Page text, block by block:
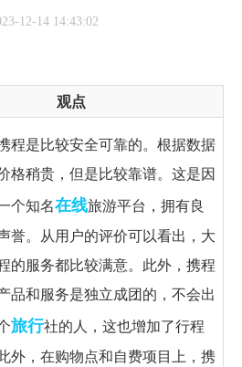
12-14 14:43:02
观点
程是比较安全可靠的。根据数据
格稍贵，但是比较靠谱。这是因
个知名在线旅游平台，拥有良
誉。从用户的评价可以看出，大
的服务都比较满意。此外，携程
品和服务是独立成团的，不会出
旅行社的人，这也增加了行程
外，在购物点和自费项目上，携